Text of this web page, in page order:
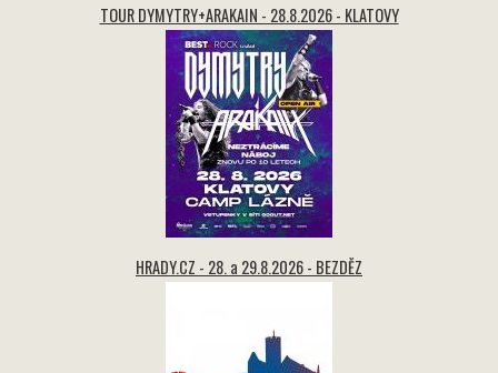
TOUR DYMYTRY+ARAKAIN - 28.8.2026 - KLATOVY
HRADY.CZ - 28. a 29.8.2026 - BEZDĚZ